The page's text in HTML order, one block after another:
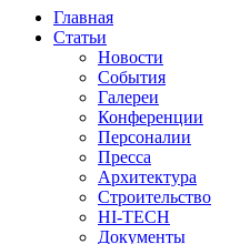
Главная
Статьи
Новости
События
Галереи
Конференции
Персоналии
Пресса
Архитектура
Строительство
HI-TECH
Документы